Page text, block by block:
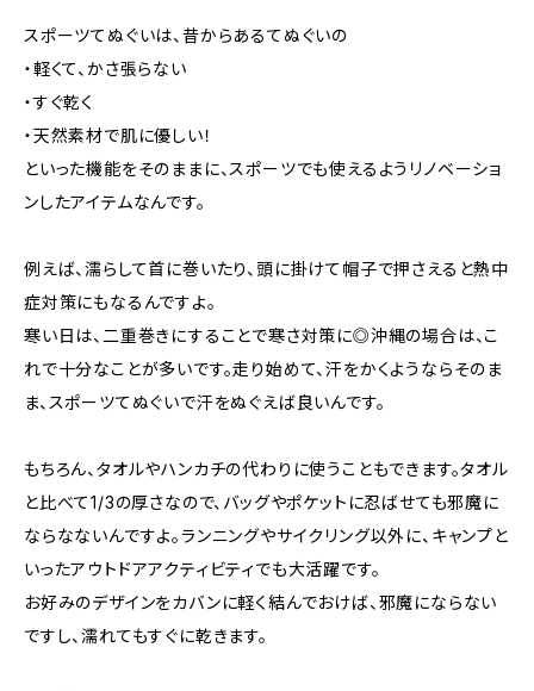
スポーツてぬぐいは、昔からあるてぬぐいの
・軽くて、かさ張らない
・すぐ乾く
・天然素材で肌に優しい！
といった機能をそのままに、スポーツでも使えるようリノベーショ
ンしたアイテムなんです。
例えば、濡らして首に巻いたり、頭に掛けて帽子で押さえると熱中
症対策にもなるんですよ。
寒い日は、二重巻きにすることで寒さ対策に◎沖縄の場合は、こ
れで十分なことが多いです。走り始めて、汗をかくようならそのま
ま、スポーツてぬぐいで汗をぬぐえば良いんです。
もちろん、タオルやハンカチの代わりに使うこともできます。タオル
と比べて1/3の厚さなので、バッグやポケットに忍ばせても邪魔に
ならなないんですよ。ランニングやサイクリング以外に、キャンプと
いったアウトドアアクティビティでも大活躍です。
お好みのデザインをカバンに軽く結んでおけば、邪魔にならない
ですし、濡れてもすぐに乾きます。